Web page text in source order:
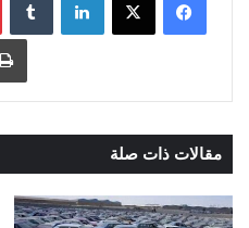
مقالات ذات صلة